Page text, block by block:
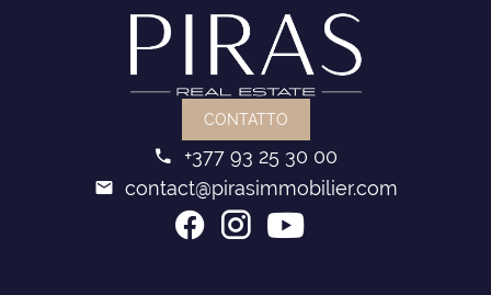
CONTATTO
+377 93 25 30 00
contact@pirasimmobilier.com